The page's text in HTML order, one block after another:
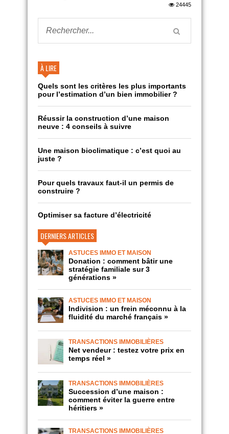
24445
À LIRE
Quels sont les critères les plus importants
pour l’estimation d’un bien immobilier ?
Réussir la construction d’une maison
neuve : 4 conseils à suivre
Une maison bioclimatique : c’est quoi au
juste ?
Pour quels travaux faut-il un permis de
construire ?
Optimiser sa facture d’électricité
DERNIERS ARTICLES
ASTUCES IMMO ET MAISON
Donation : comment bâtir une
stratégie familiale sur 3
générations »
ASTUCES IMMO ET MAISON
Indivision : un frein méconnu à la
fluidité du marché français »
TRANSACTIONS IMMOBILIÈRES
Net vendeur : testez votre prix en
temps réel »
TRANSACTIONS IMMOBILIÈRES
Succession d’une maison :
comment éviter la guerre entre
héritiers »
TRANSACTIONS IMMOBILIÈRES